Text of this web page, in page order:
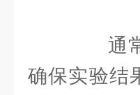
通常
确保实验结